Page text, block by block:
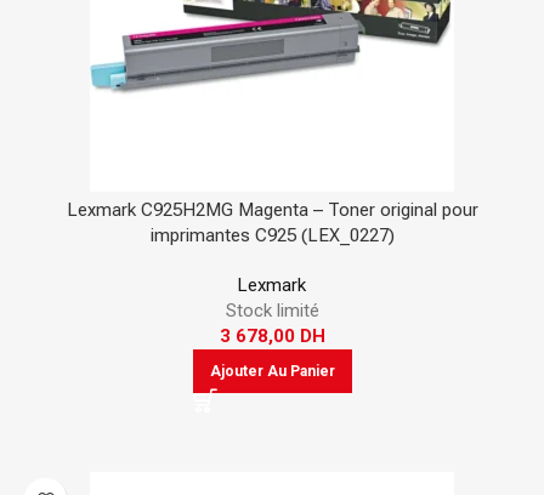
Lexmark C925H2MG Magenta – Toner original pour
imprimantes C925 (LEX_0227)
Lexmark
Stock limité
3 678,00 DH
Ajouter Au Panier